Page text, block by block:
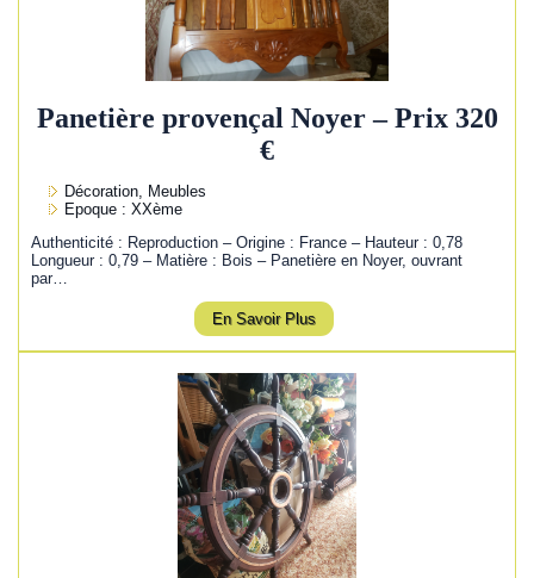
Panetière provençal Noyer – Prix 320
€
Décoration, Meubles
Epoque : XXème
Authenticité : Reproduction – Origine : France – Hauteur : 0,78
Longueur : 0,79 – Matière : Bois – Panetière en Noyer, ouvrant
par…
En Savoir Plus